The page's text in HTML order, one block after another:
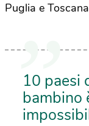
Puglia e
10 paesi
bambino